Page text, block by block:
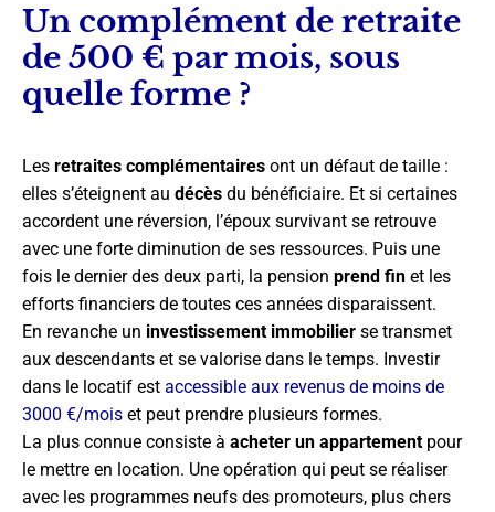
Un complément de retraite
de 500 € par mois, sous
quelle forme ?
Les retraites complémentaires ont un défaut de taille :
elles s’éteignent au décès du bénéficiaire. Et si certaines
accordent une réversion, l’époux survivant se retrouve
avec une forte diminution de ses ressources. Puis une
fois le dernier des deux parti, la pension prend fin et les
efforts financiers de toutes ces années disparaissent.
En revanche un investissement immobilier se transmet
aux descendants et se valorise dans le temps. Investir
dans le locatif est accessible aux revenus de moins de
3000 €/mois et peut prendre plusieurs formes.
La plus connue consiste à acheter un appartement pour
le mettre en location. Une opération qui peut se réaliser
avec les programmes neufs des promoteurs, plus chers